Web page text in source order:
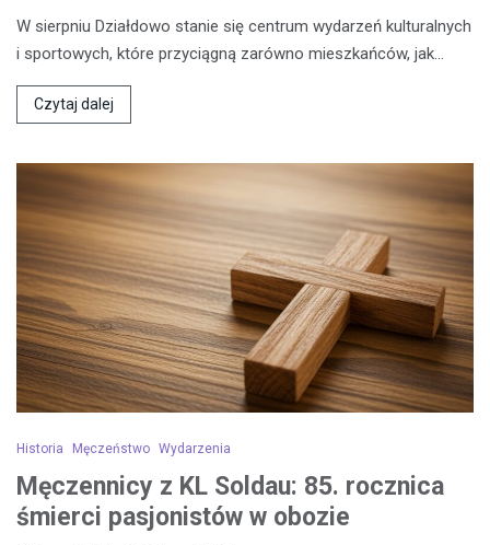
W sierpniu Działdowo stanie się centrum wydarzeń kulturalnych
i sportowych, które przyciągną zarówno mieszkańców, jak…
Czytaj dalej
Historia Męczeństwo Wydarzenia
Męczennicy z KL Soldau: 85. rocznica
śmierci pasjonistów w obozie